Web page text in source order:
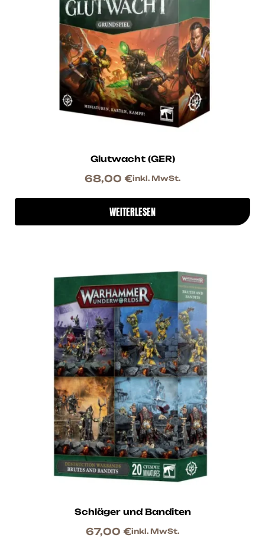
Glutwacht (GER)
68,00 €inkl. MwSt.
WEITERLESEN
Schläger und Banditen
67,00 €inkl. MwSt.